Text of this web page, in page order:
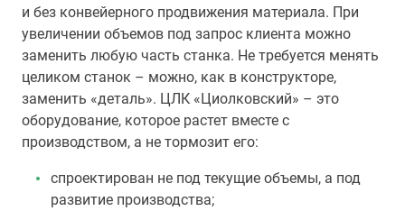
и без конвейерного продвижения материала. При
увеличении объемов под запрос клиента можно
заменить любую часть станка. Не требуется менять
целиком станок – можно, как в конструкторе,
заменить «деталь». ЦЛК «Циолковский» – это
оборудование, которое растет вместе с
производством, а не тормозит его:
спроектирован не под текущие объемы, а под
развитие производства;